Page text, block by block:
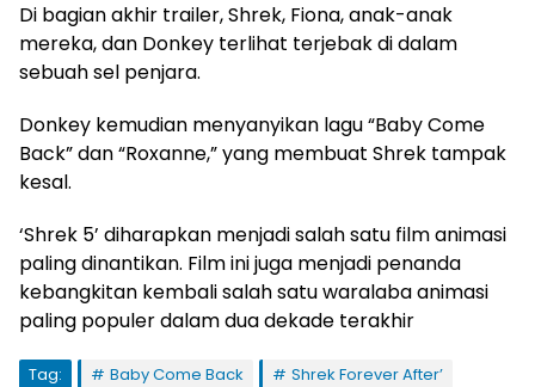
Di bagian akhir trailer, Shrek, Fiona, anak-anak
mereka, dan Donkey terlihat terjebak di dalam
sebuah sel penjara.
Donkey kemudian menyanyikan lagu “Baby Come
Back” dan “Roxanne,” yang membuat Shrek tampak
kesal.
‘Shrek 5’ diharapkan menjadi salah satu film animasi
paling dinantikan. Film ini juga menjadi penanda
kebangkitan kembali salah satu waralaba animasi
paling populer dalam dua dekade terakhir
Tag: Baby Come Back
Shrek Forever After’